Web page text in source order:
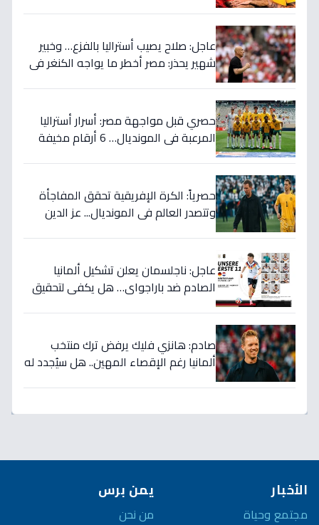
عاجل: صلاح يصيب أستراليا بالفزع… وخبير
شهير يحذر: مصر أخطر ما يواجه الكنغر في
حصري قبل مواجهة مصر: أسرار أستراليا
المرعبة في المونديال… 6 أرقام مخيفة
حصرياً: الكرة الإفريقية تحقق المفاجأة
وتتصدر العالم في المونديال... عز الدين
عاجل: ناجلسمان يعلن تشكيل ألمانيا
الصادم ضد باراجواي… هل يكفي لتحقيق
صادم: هانزي فليك يرفض ترك منتخب
ألمانيا رغم الإقصاء المهين.. هل سيُجدد له
الأخبار
مجتمع وحياة
يمن برس
من نحن